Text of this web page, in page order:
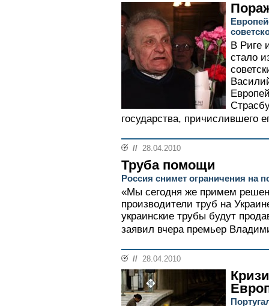
В Риге
стало
государства, причислившего
// 28.04.2010
Труба помощи
Россия снимет ограничения на
«Мы сегодня же примем
производители труб на
украинские трубы будут
заявил вчера премьер
// 28.04.2010